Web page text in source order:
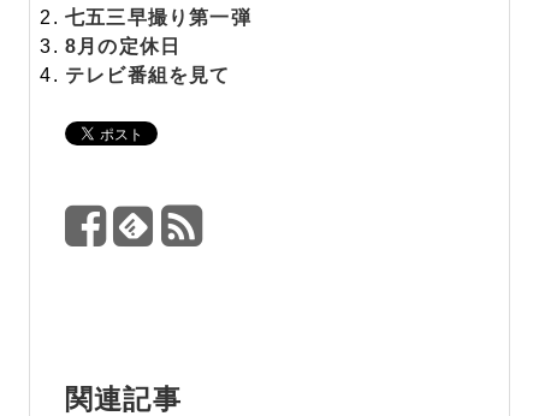
七五三早撮り第一弾
8月の定休日
テレビ番組を見て
関連記事